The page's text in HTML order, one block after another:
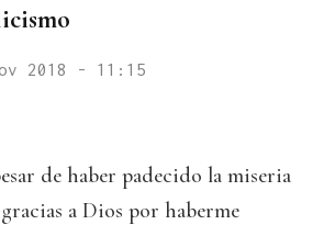
2018 - 11:15
de haber padecido la miseria
a Dios por haberme